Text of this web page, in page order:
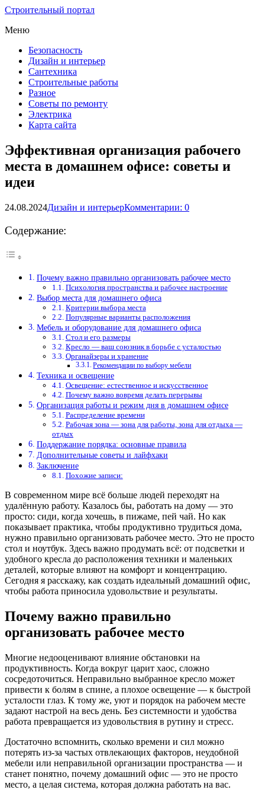
Строительный портал
Меню
Безопасность
Дизайн и интерьер
Сантехника
Строительные работы
Разное
Советы по ремонту
Электрика
Карта сайта
Эффективная организация рабочего
места в домашнем офисе: советы и
идеи
24.08.2024Дизайн и интерьерКомментарии: 0
Содержание:
Почему важно правильно организовать рабочее место
Психология пространства и рабочее настроение
Выбор места для домашнего офиса
Критерии выбора места
Популярные варианты расположения
Мебель и оборудование для домашнего офиса
Стол и его размеры
Кресло — ваш союзник в борьбе с усталостью
Органайзеры и хранение
Рекомендации по выбору мебели
Техника и освещение
Освещение: естественное и искусственное
Почему важно вовремя делать перерывы
Организация работы и режим дня в домашнем офисе
Распределение времени
Рабочая зона — зона для работы, зона для отдыха —
отдых
Поддержание порядка: основные правила
Дополнительные советы и лайфхаки
Заключение
Похожие записи:
В современном мире всё больше людей переходят на
удалённую работу. Казалось бы, работать на дому — это
просто: сиди, когда хочешь, в пижаме, пей чай. Но как
показывает практика, чтобы продуктивно трудиться дома,
нужно правильно организовать рабочее место. Это не просто
стол и ноутбук. Здесь важно продумать всё: от подсветки и
удобного кресла до расположения техники и маленьких
деталей, которые влияют на комфорт и концентрацию.
Сегодня я расскажу, как создать идеальный домашний офис,
чтобы работа приносила удовольствие и результаты.
Почему важно правильно
организовать рабочее место
Многие недооценивают влияние обстановки на
продуктивность. Когда вокруг царит хаос, сложно
сосредоточиться. Неправильно выбранное кресло может
привести к болям в спине, а плохое освещение — к быстрой
усталости глаз. К тому же, уют и порядок на рабочем месте
задают настрой на весь день. Без системности и удобства
работа превращается из удовольствия в рутину и стресс.
Достаточно вспомнить, сколько времени и сил можно
потерять из-за частых отвлекающих факторов, неудобной
мебели или неправильной организации пространства — и
станет понятно, почему домашний офис — это не просто
место, а целая система, которая должна работать на вас.